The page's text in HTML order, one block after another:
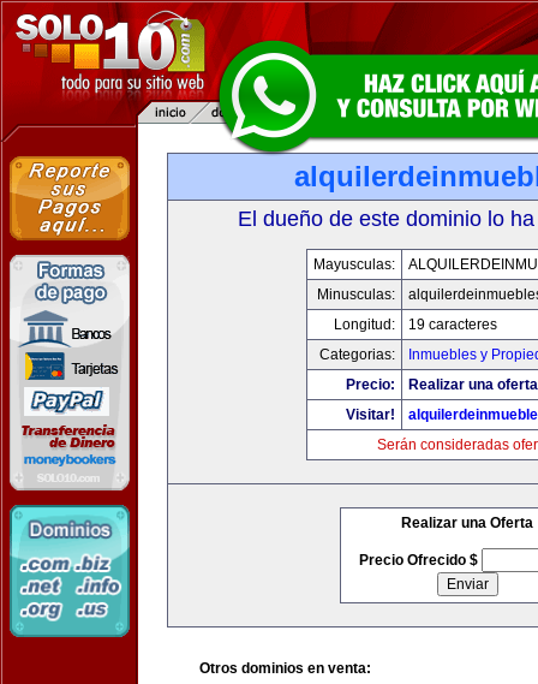
El dueño de este dominio lo
Mayusculas:
Minusculas:
Longitud:
19 caracteres
Categorias:
Inmuebles y
Precio:
Realizar una
Visitar!
Serán consideradas
Realizar una Oferta
Precio Ofrecido $
Otros dominios en venta: